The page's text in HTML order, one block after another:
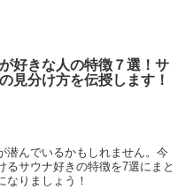
好きな人の特徴７選！サ
見分け方を伝授します！
潜んでいるかもしれません。今
るサウナ好きの特徴を7選にまと
なりましょう！